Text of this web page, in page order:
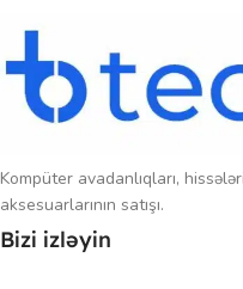
Kompüter avadanlıqları,
aksesuarlarının satışı.
Bizi izləyin